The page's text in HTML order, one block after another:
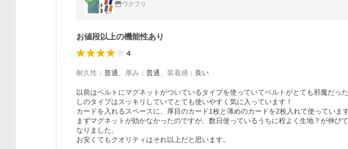
ワクフリ
お値段以上の機能性あり
4
耐久性 ： 普通 厚み ： 普通 装着感 ： 良い
以前はベルトにマグネットがついているタイプを使っていてベルトがとても邪魔だっ
しのタイプはスッキリしていてとても使いやすく気に入っています！
カードを入れるスペースに、厚目のカード1枚と薄めのカードを2枚入れて使っていま
まずマグネットが効かなかったのですが、数日使っているうちに程よく生地？が伸び
なりました。
お安くてもクオリティはそれ以上だと思います。